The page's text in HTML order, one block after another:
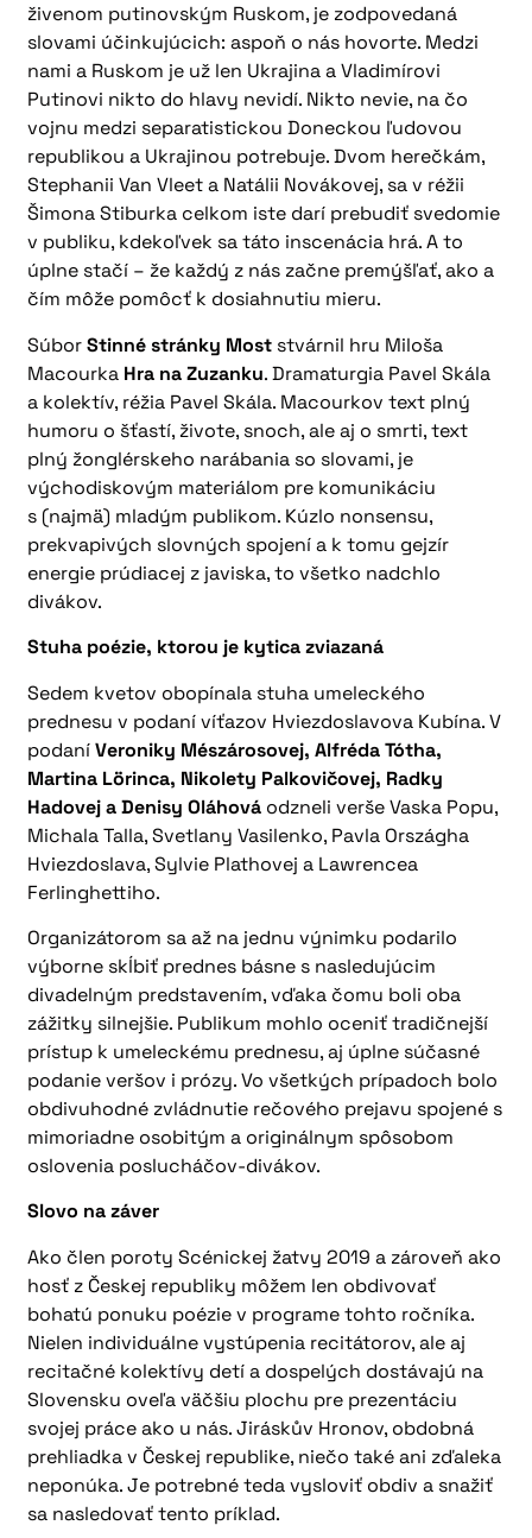
živenom putinovským Ruskom, je zodpovedaná
slovami účinkujúcich: aspoň o nás hovorte. Medzi
nami a Ruskom je už len Ukrajina a Vladimírovi
Putinovi nikto do hlavy nevidí. Nikto nevie, na čo
vojnu medzi separatistickou Doneckou ľudovou
republikou a Ukrajinou potrebuje. Dvom herečkám,
Stephanii Van Vleet a Natálii Novákovej, sa v réžii
Šimona Stiburka celkom iste darí prebudiť svedomie
v publiku, kdekoľvek sa táto inscenácia hrá. A to
úplne stačí – že každý z nás začne premýšľať, ako a
čím môže pomôcť k dosiahnutiu mieru.
SúborStinné stránky Most stvárnil hru Miloša
Macourka Hra na Zuzanku. Dramaturgia Pavel Skála
a kolektív, réžia Pavel Skála. Macourkov text plný
humoru o šťastí, živote, snoch, ale aj o smrti, text
plný žonglérskeho narábania so slovami, je
východiskovým materiálom pre komunikáciu
s (najmä) mladým publikom. Kúzlo nonsensu,
prekvapivých slovných spojení a k tomu gejzír
energie prúdiacej z javiska, to všetko nadchlo
divákov.
Stuha poézie, ktorou je kytica zviazaná
Sedem kvetov obopínala stuha umeleckého
prednesu v podaní víťazov Hviezdoslavova Kubína. V
podaníVeroniky Mészárosovej, Alfréda Tótha,
Martina Lörinca, Nikolety Palkovičovej, Radky
Hadovej a Denisy Oláhová odzneli verše Vaska Popu,
Michala Talla, Svetlany Vasilenko, Pavla Országha
Hviezdoslava, Sylvie Plathovej a Lawrencea
Ferlinghettiho.
Organizátorom sa až na jednu výnimku podarilo
výborne skĺbiť prednes básne s nasledujúcim
divadelným predstavením, vďaka čomu boli oba
zážitky silnejšie. Publikum mohlo oceniť tradičnejší
prístup k umeleckému prednesu, aj úplne súčasné
podanie veršov i prózy. Vo všetkých prípadoch bolo
obdivuhodné zvládnutie rečového prejavu spojené s
mimoriadne osobitým a originálnym spôsobom
oslovenia poslucháčov-divákov.
Slovo na záver
Ako člen poroty Scénickej žatvy 2019 a zároveň ako
hosť z Českej republiky môžem len obdivovať
bohatú ponuku poézie v programe tohto ročníka.
Nielen individuálne vystúpenia recitátorov, ale aj
recitačné kolektívy detí a dospelých dostávajú na
Slovensku oveľa väčšiu plochu pre prezentáciu
svojej práce ako u nás. Jiráskův Hronov, obdobná
prehliadka v Českej republike, niečo také ani zďaleka
neponúka. Je potrebné teda vysloviť obdiv a snažiť
sa nasledovať tento príklad.